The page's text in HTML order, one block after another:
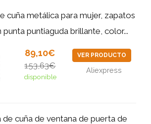
cuña metálica para mujer, zapatos
puntiaguda brillante, color...
89,10€
153,63€
disponible
VER PRODUCTO
Aliexpress
de cuña de ventana de puerta de